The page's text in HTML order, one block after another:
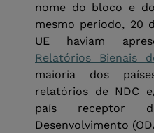
nome do bloco e
mesmo período, 20
Relatórios Bienais
maioria dos
relatórios de NDC
país receptor
Desenvolvimento